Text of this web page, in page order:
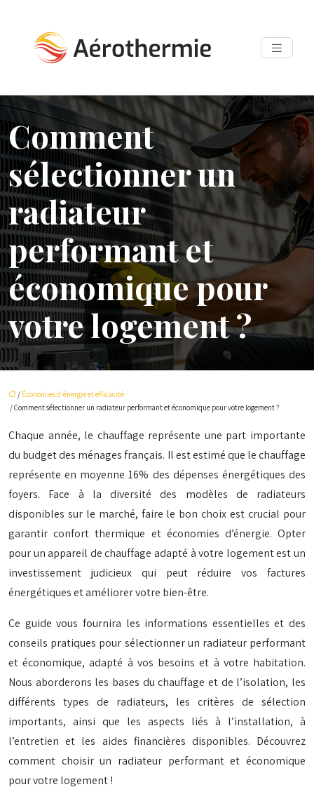
Comment
sélectionner un
radiateur
performant et
économique pour
votre logement ?
/ Économies d'énergie et efficacité
/ Comment sélectionner un radiateur performant et économique pour votre logement ?
Chaque année, le chauffage représente une part importante
du budget des ménages français. Il est estimé que le chauffage
représente en moyenne 16% des dépenses énergétiques des
foyers. Face à la diversité des modèles de radiateurs
disponibles sur le marché, faire le bon choix est crucial pour
garantir confort thermique et économies d’énergie. Opter
pour un appareil de chauffage adapté à votre logement est un
investissement judicieux qui peut réduire vos factures
énergétiques et améliorer votre bien-être.
Ce guide vous fournira les informations essentielles et des
conseils pratiques pour sélectionner un radiateur performant
et économique, adapté à vos besoins et à votre habitation.
Nous aborderons les bases du chauffage et de l’isolation, les
différents types de radiateurs, les critères de sélection
importants, ainsi que les aspects liés à l’installation, à
l’entretien et les aides financières disponibles. Découvrez
comment choisir un radiateur performant et économique
pour votre logement !